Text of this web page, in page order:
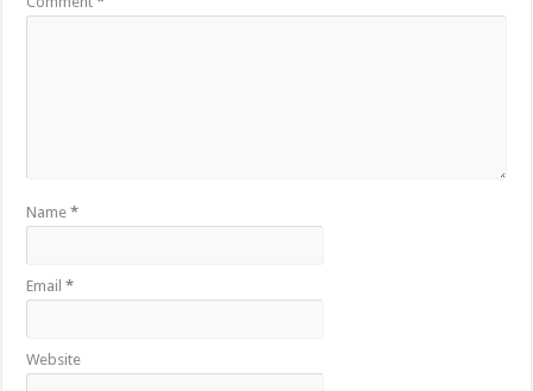
Name*
Email*
Website